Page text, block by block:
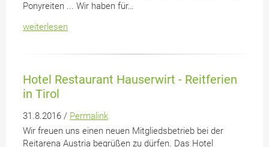
Ponyreiten ... Wir haben für…
weiterlesen
Hotel Restaurant Hauserwirt - Reitferien
in Tirol
31.8.2016 / Permalink
Wir freuen uns einen neuen Mitgliedsbetrieb bei der
Reitarena Austria begrüßen zu dürfen. Das Hotel